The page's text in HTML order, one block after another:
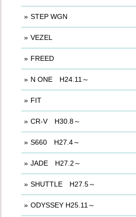
STEP WGN
VEZEL
FREED
N ONE H24.11～
FIT
CR-V H30.8～
S660 H27.4～
JADE H27.2～
SHUTTLE H27.5～
ODYSSEY H25.11～